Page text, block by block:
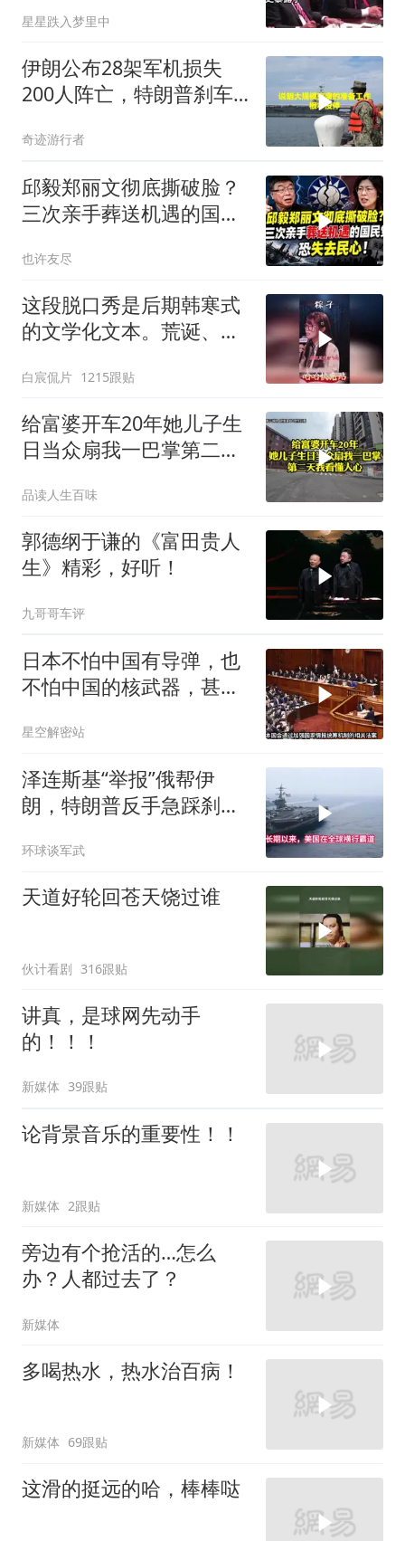
星星跌入梦里中
伊朗公布28架军机损失
200人阵亡，特朗普刹车
奇迹游行者
邱毅郑丽文彻底撕破脸？
三次亲手葬送机遇的国民
也许友尽
这段脱口秀是后期韩寒式
的文学化文本。荒诞、激
白宸侃片 1215跟贴
给富婆开车20年她儿子生
日当众扇我一巴掌第二天
品读人生百味
郭德纲于谦的《富田贵人
生》精彩，好听！
九哥哥车评
日本不怕中国有导弹，也
不怕中国的核武器，甚至
星空解密站
泽连斯基“举报”俄帮伊
朗，特朗普反手急踩刹
环球谈军武
天道好轮回苍天饶过谁
伙计看剧 316跟贴
讲真，是球网先动手
的！！！
新媒体 39跟贴
论背景音乐的重要性！！
新媒体 2跟贴
旁边有个抢活的…怎么
办？人都过去了？
新媒体
多喝热水，热水治百病！
新媒体 69跟贴
这滑的挺远的哈，棒棒哒